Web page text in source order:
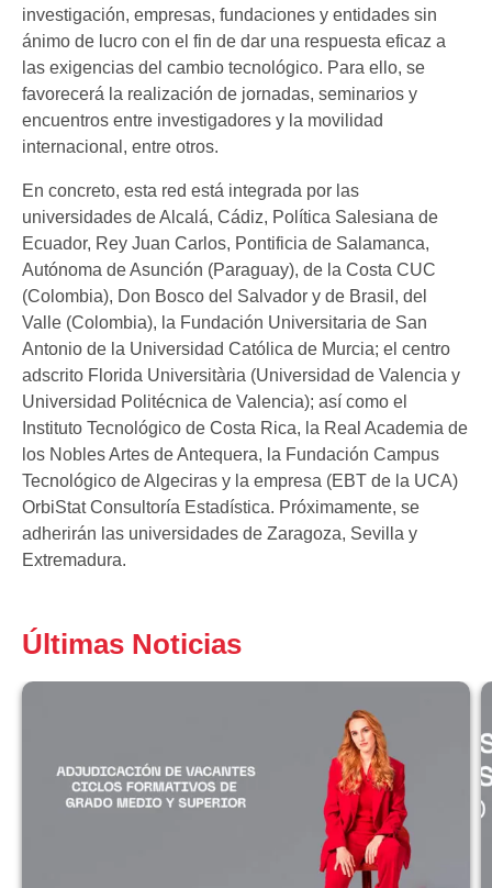
investigación, empresas, fundaciones y entidades sin
ánimo de lucro con el fin de dar una respuesta eficaz a
las exigencias del cambio tecnológico. Para ello, se
favorecerá la realización de jornadas, seminarios y
encuentros entre investigadores y la movilidad
internacional, entre otros.
En concreto, esta red está integrada por las
universidades de Alcalá, Cádiz, Política Salesiana de
Ecuador, Rey Juan Carlos, Pontificia de Salamanca,
Autónoma de Asunción (Paraguay), de la Costa CUC
(Colombia), Don Bosco del Salvador y de Brasil, del
Valle (Colombia), la Fundación Universitaria de San
Antonio de la Universidad Católica de Murcia; el centro
adscrito Florida Universitària (Universidad de Valencia y
Universidad Politécnica de Valencia); así como el
Instituto Tecnológico de Costa Rica, la Real Academia de
los Nobles Artes de Antequera, la Fundación Campus
Tecnológico de Algeciras y la empresa (EBT de la UCA)
OrbiStat Consultoría Estadística. Próximamente, se
adherirán las universidades de Zaragoza, Sevilla y
Extremadura.
Últimas Noticias